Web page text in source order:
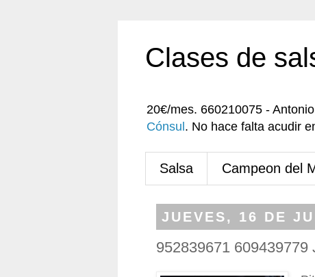
Clases de
20€/mes. 660210075 -
Cónsul . No hace falta acudir
Salsa Campeon del
JUEVES, 16 DE
952839671 609439779